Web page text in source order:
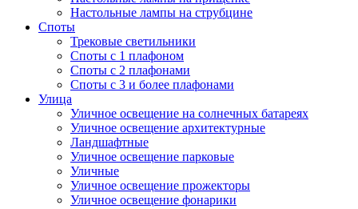
Настольные лампы на струбцине
Споты
Трековые светильники
Споты с 1 плафоном
Споты с 2 плафонами
Споты с 3 и более плафонами
Улица
Уличное освещение на солнечных батареях
Уличное освещение архитектурные
Ландшафтные
Уличное освещение парковые
Уличные
Уличное освещение прожекторы
Уличное освещение фонарики